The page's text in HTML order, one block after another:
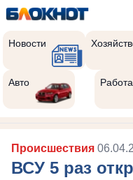
Новости
Авто Работа
Происшествия
ВСУ 5 раз